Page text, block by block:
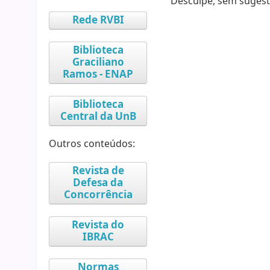
Rede RVBI
Biblioteca
Graciliano
Ramos - ENAP
Biblioteca
Central da UnB
Outros conteúdos:
Revista de
Defesa da
Concorrência
Revista do
IBRAC